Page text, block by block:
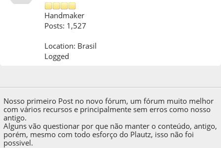
Handmaker
Posts: 1,527
Location: Brasil
Logged
Nosso primeiro Post no novo fórum, um fórum muito melhor
com vários recursos e principalmente sem erros como nosso
antigo.
Alguns vão questionar por que não manter o conteúdo, antigo,
porém, mesmo com todo esforço do Plautz, isso não foi
possivel.